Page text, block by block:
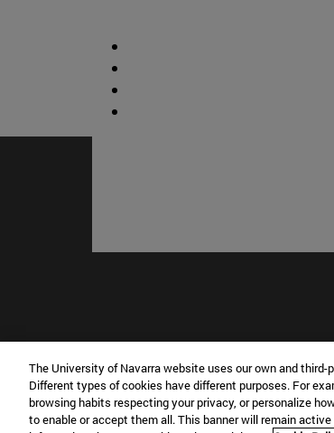
Instituto de Biodiversidad y Medio
C/ Irunlarrea, 1 31008 Pamplona
T.+34 948 42 56 00bioma@unav.es
The University of Navarra website uses our own and
Different types of cookies have different purposes. For
browsing habits respecting your privacy, or personalize
to enable or accept them all. This banner will remain